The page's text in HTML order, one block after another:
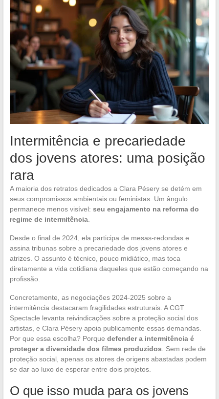
Intermitência e precariedade
dos jovens atores: uma posição
rara
A maioria dos retratos dedicados a Clara Pésery se detém em
seus compromissos ambientais ou feministas. Um ângulo
permanece menos visível: seu engajamento na reforma do
regime de intermitência.
Desde o final de 2024, ela participa de mesas-redondas e
assina tribunas sobre a precariedade dos jovens atores e
atrizes. O assunto é técnico, pouco midiático, mas toca
diretamente a vida cotidiana daqueles que estão começando na
profissão.
Concretamente, as negociações 2024-2025 sobre a
intermitência destacaram fragilidades estruturais. A CGT
Spectacle levanta reivindicações sobre a proteção social dos
artistas, e Clara Pésery apoia publicamente essas demandas.
Por que essa escolha? Porque defender a intermitência é
proteger a diversidade dos filmes produzidos. Sem rede de
proteção social, apenas os atores de origens abastadas podem
se dar ao luxo de esperar entre dois projetos.
O que isso muda para os jovens